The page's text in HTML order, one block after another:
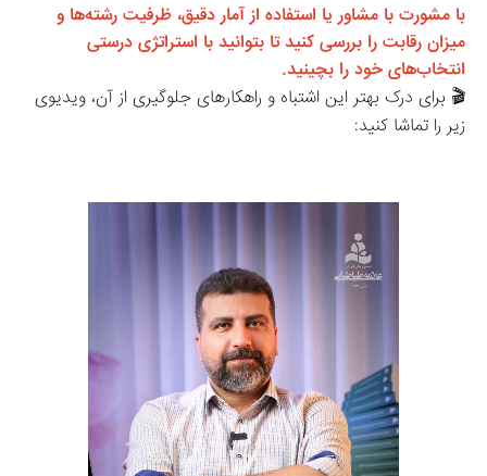
با مشورت با مشاور یا استفاده از آمار دقیق، ظرفیت رشته‌ها و
میزان رقابت را بررسی کنید تا بتوانید با استراتژی درستی
انتخاب‌های خود را بچینید.
🎬 برای درک بهتر این اشتباه و راهکارهای جلوگیری از آن، ویدیوی
زیر را تماشا کنید: